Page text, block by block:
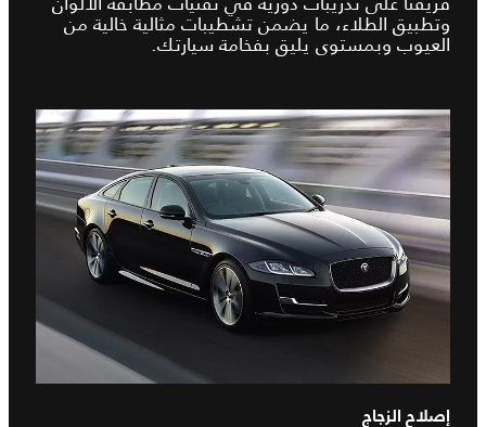
وتطبيق الطلاء، ما يضمن تشطيبات مثالية خالية من
العيوب وبمستوى يليق بفخامة سيارتك.
إصلاح الزجاج